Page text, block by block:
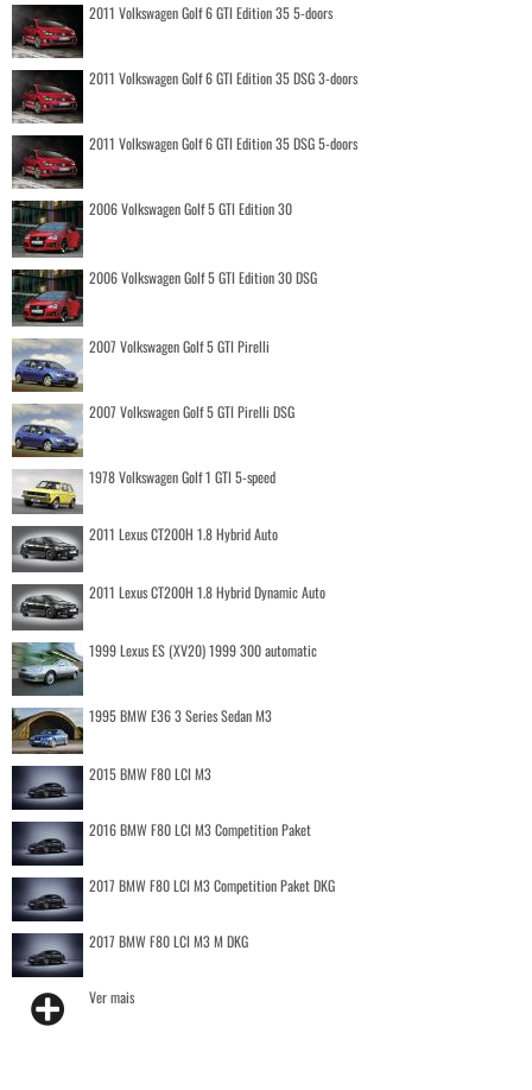
2011 Volkswagen Golf 6 GTI Edition 35 5-doors
2011 Volkswagen Golf 6 GTI Edition 35 DSG 3-doors
2011 Volkswagen Golf 6 GTI Edition 35 DSG 5-doors
2006 Volkswagen Golf 5 GTI Edition 30
2006 Volkswagen Golf 5 GTI Edition 30 DSG
2007 Volkswagen Golf 5 GTI Pirelli
2007 Volkswagen Golf 5 GTI Pirelli DSG
1978 Volkswagen Golf 1 GTI 5-speed
2011 Lexus CT200H 1.8 Hybrid Auto
2011 Lexus CT200H 1.8 Hybrid Dynamic Auto
1999 Lexus ES (XV20) 1999 300 automatic
1995 BMW E36 3 Series Sedan M3
2015 BMW F80 LCI M3
2016 BMW F80 LCI M3 Competition Paket
2017 BMW F80 LCI M3 Competition Paket DKG
2017 BMW F80 LCI M3 M DKG
Ver mais